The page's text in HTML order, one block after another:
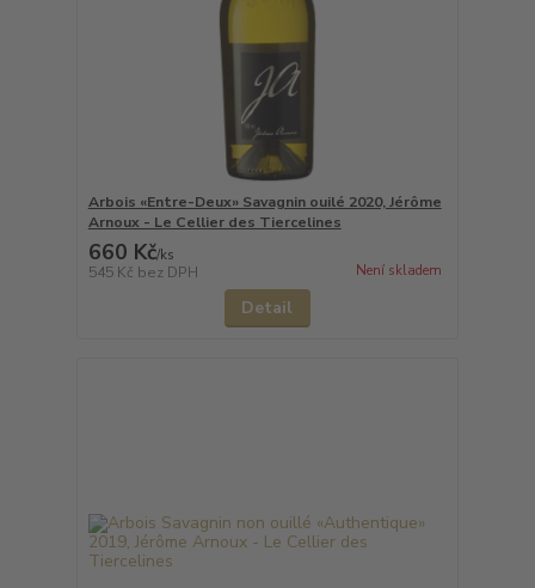
Arbois «Entre-Deux» Savagnin ouilé 2020, Jérôme
Arnoux - Le Cellier des Tiercelines
660 Kč/ks
545 Kč bez DPH Není skladem
Detail